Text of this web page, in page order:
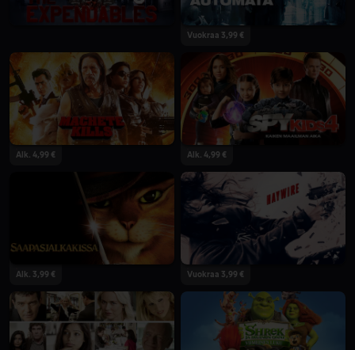
Vuokraa 3,99 €
Alk. 4,99 € Alk. 4,99 €
Alk. 3,99 € Vuokraa 3,99 €